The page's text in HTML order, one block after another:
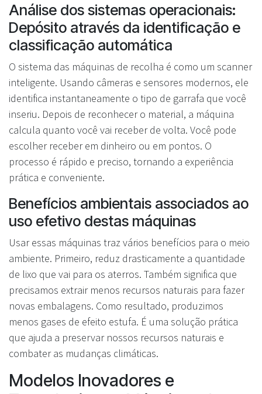
Análise dos sistemas operacionais:
Depósito através da identificação e
classificação automática
O sistema das máquinas de recolha é como um scanner
inteligente. Usando câmeras e sensores modernos, ele
identifica instantaneamente o tipo de garrafa que você
inseriu. Depois de reconhecer o material, a máquina
calcula quanto você vai receber de volta. Você pode
escolher receber em dinheiro ou em pontos. O
processo é rápido e preciso, tornando a experiência
prática e conveniente.
Benefícios ambientais associados ao
uso efetivo destas máquinas
Usar essas máquinas traz vários benefícios para o meio
ambiente. Primeiro, reduz drasticamente a quantidade
de lixo que vai para os aterros. Também significa que
precisamos extrair menos recursos naturais para fazer
novas embalagens. Como resultado, produzimos
menos gases de efeito estufa. É uma solução prática
que ajuda a preservar nossos recursos naturais e
combater as mudanças climáticas.
Modelos Inovadores e